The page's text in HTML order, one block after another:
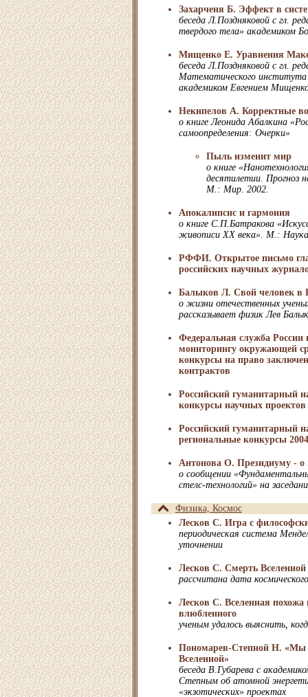
Захарченя Б. Эффект в
беседа Л.Поздняковой с гл.
твердого тела» академиком
Мищенко Е. Уравнения
беседа Л.Поздняковой с гл.
Математического
академиком Евгением
Некипелов А. Корректные
о книге Леонида Абалкина
самоопределения: Очерки»
Пыль изменит мир
о книге
десятилетии. Прогноз
М.: Мир. 2002.
Апокалипсис и гармония
о книге С.П.Батракова
живописи XX века». М.:
РФФИ. Открытое письмо
российских научных
Балыков Л. Свой человек в
о жизни отечественных
рассказывает физик Лев
Федеральная служба России
мониторингу окружающей
конкурсы на право
контрактов
Российский гуманитарный
конкурсы научных проектов
Российский гуманитарный
региональные конкурсы
Антонова О. Президиуму - о
о сообщении
стелс-технологий» на
Физика, Космос
Лесков С. Игра с
периодическая система
уточнении
Лесков С. Смерть
рассчитана дата
Лесков С. Вселенная похожа
влюбленного
ученым удалось выяснить,
Пономарев-Степной Н. «Мы
Вселенной»
беседа В.Губарева с
Степным об атомной
«экзотических» проектах